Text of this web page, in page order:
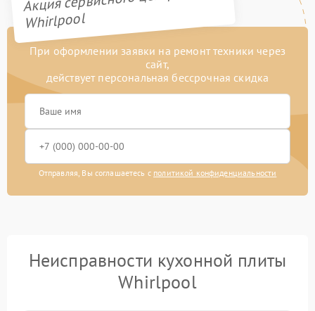
Whirlpool
При оформлении заявки на ремонт техники через
сайт,
действует персональная бессрочная скидка
Отправляя, Вы соглашаетесь с политикой конфиденциальности
Неисправности кухонной плиты
Whirlpool